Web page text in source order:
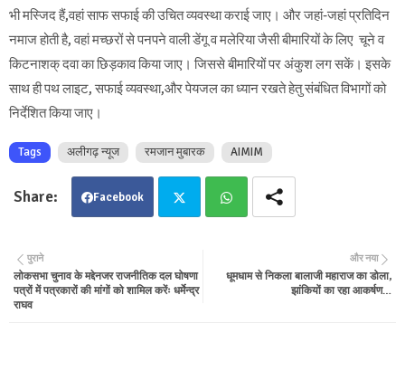
भी मस्जिद हैं,वहां साफ सफाई की उचित व्यवस्था कराई जाए। और जहां-जहां प्रतिदिन
नमाज होती है, वहां मच्छरों से पनपने वाली डेंगू व मलेरिया जैसी बीमारियों के लिए चूने व
किटनाशक् दवा का छिड़काव किया जाए। जिससे बीमारियों पर अंकुश लग सकें। इसके
साथ ही पथ लाइट, सफाई व्यवस्था,और पेयजल का ध्यान रखते हेतु संबंधित विभागों को
निर्देशित किया जाए।
Tags अलीगढ़ न्यूज रमजान मुबारक AIMIM
Facebook
ter tsa
और नया
धूमधाम से निकला बालाजी महाराज का डोला,
झांकियों का रहा आकर्षण…
पुराने
लोकसभा चुनाव के मद्देनजर राजनीतिक दल घोषणा
पत्रों में पत्रकारों की मांगों को शामिल करेंः धर्मेन्द्र
राघव